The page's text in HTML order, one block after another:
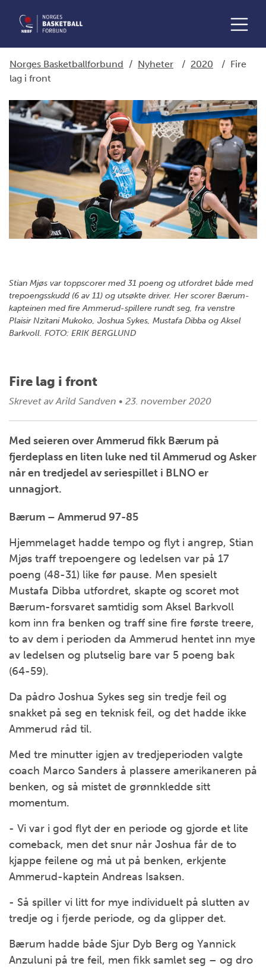
Norges Basketballforbund / Nyheter / 2020 / Fire
lag i front
Stian Mjøs var toppscorer med 31 poeng og utfordret både med
trepoengsskudd (6 av 11) og utsøkte driver. Her scorer Bærum-
kapteinen med fire Ammerud-spillere rundt seg, fra venstre
Plaisir Nzitani Mukoko, Joshua Sykes, Mustafa Dibba og Aksel
Barkvoll. FOTO: ERIK BERGLUND
Fire lag i front
Skrevet av Arild Sandven • 23. november 2020
Med seieren over Ammerud fikk Bærum på
fjerdeplass en liten luke ned til Ammerud og Asker
når en tredjedel av seriespillet i BLNO er
unnagjort.
Bærum – Ammerud 97-85
Hjemmelaget hadde tempo og flyt i angrep, Stian
Mjøs traff trepoengere og ledelsen var på 17
poeng (48-31) like før pause. Men spesielt
Mustafa Dibba utfordret, skapte og scoret mot
Bærum-forsvaret samtidig som Aksel Barkvoll
kom inn fra benken og traff sine fire første treere,
to av dem i perioden da Ammerud hentet inn mye
av ledelsen og plutselig bare var 5 poeng bak
(64-59).
Da pådro Joshua Sykes seg sin tredje feil og
snakket på seg en teknisk feil, og det hadde ikke
Ammerud råd til.
Med tre minutter igjen av tredjeperioden valgte
coach Marco Sanders å plassere amerikaneren på
benken, og så mistet de grønnkledde sitt
momentum.
- Vi var i god flyt der en periode og gjorde et lite
comeback, men det snur når Joshua får de to
kjappe feilene og må ut på benken, erkjente
Ammerud-kaptein Andreas Isaksen.
- Så spiller vi litt for mye individuelt på slutten av
tredje og i fjerde periode, og da glipper det.
Bærum hadde både Sjur Dyb Berg og Yannick
Anzuluni på tre feil, men fikk samlet seg – og dro